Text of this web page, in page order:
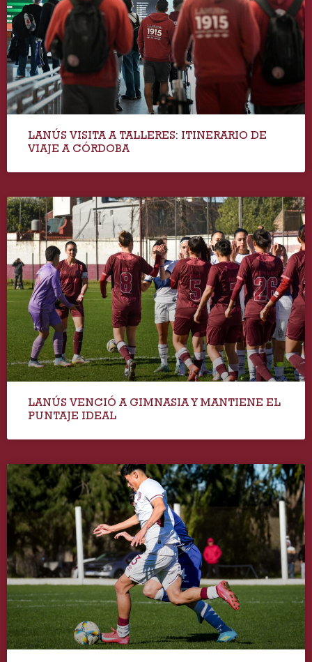
LANÚS VISITA A TALLERES: ITINERARIO DE
VIAJE A CÓRDOBA
LANÚS VENCIÓ A GIMNASIA Y MANTIENE EL
PUNTAJE IDEAL